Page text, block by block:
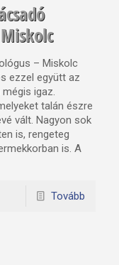
– Miskolc
ezzel együtt az
igaz.
talán észre
vált. Nagyon sok
is, rengeteg
is. A
Tovább